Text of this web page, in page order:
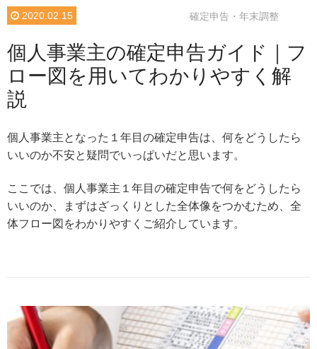
2020.02.15 確定申告・年末調整
個人事業主の確定申告ガイド｜フ
ロー図を用いてわかりやすく解
説
個人事業主となった１年目の確定申告は、何をどうしたら
いいのか不安と疑問でいっぱいだと思います。
ここでは、個人事業主１年目の確定申告で何をどうしたら
いいのか、まずはざっくりとした全体像をつかむため、全
体フロー図をわかりやすくご紹介しています。